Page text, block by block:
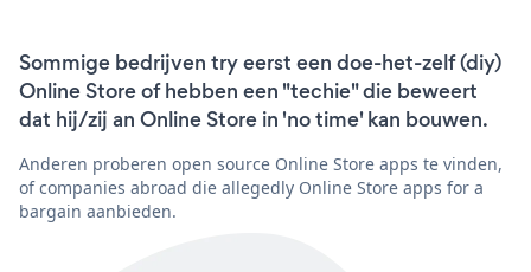
Sommige bedrijven try eerst een doe-het-zelf (diy)
Online Store of hebben een "techie" die beweert
dat hij/zij an Online Store in 'no time' kan bouwen.
Anderen proberen open source Online Store apps te vinden,
of companies abroad die allegedly Online Store apps for a
bargain aanbieden.